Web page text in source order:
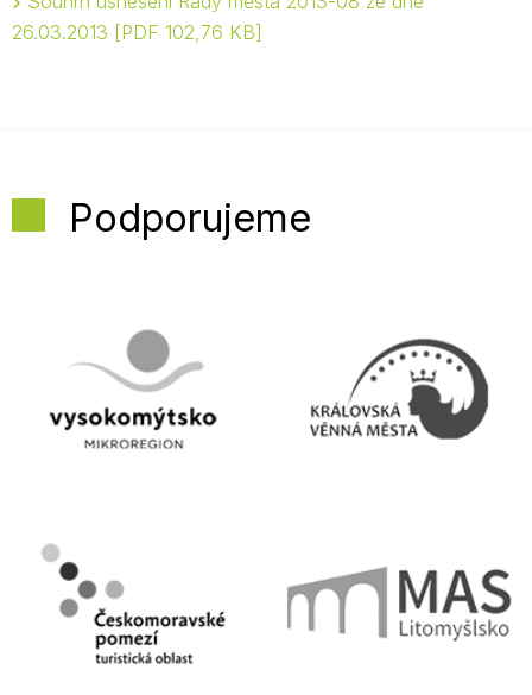
26.03.2013
PDF 102,76 KB
Podporujeme